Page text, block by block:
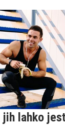
lahko